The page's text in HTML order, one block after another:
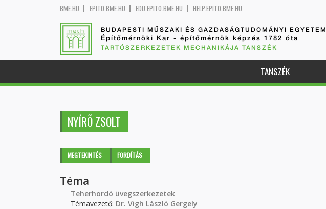
BME.HU EPITO.BME.HU EDU.EPITO.BME.HU HELP.EPITO.BME.HU
BUDAPESTI MŰSZAKI ÉS GAZDASÁGTUDOMÁNYI EGYETEM
Építőmérnöki Kar - építőmérnök képzés 1782 óta
TARTÓSZERKEZETEK MECHANIKÁJA TANSZÉK
TANSZÉK
NYÍRÕ ZSOLT
Elsődleges fülek
MEGTEKINTÉS (AKTÍVFORDÍTÁS
Téma
Teherhordó üvegszerkezetek
Témavezető: Dr. Vigh László Gergely